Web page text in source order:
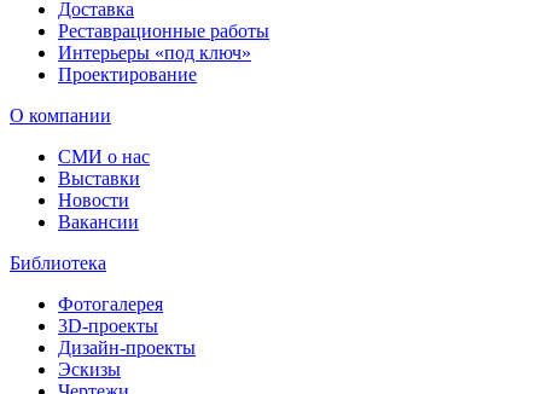
Доставка
Реставрационные работы
Интерьеры «под ключ»
Проектирование
О компании
СМИ о нас
Выставки
Новости
Вакансии
Библиотека
Фотогалерея
3D-проекты
Дизайн-проекты
Эскизы